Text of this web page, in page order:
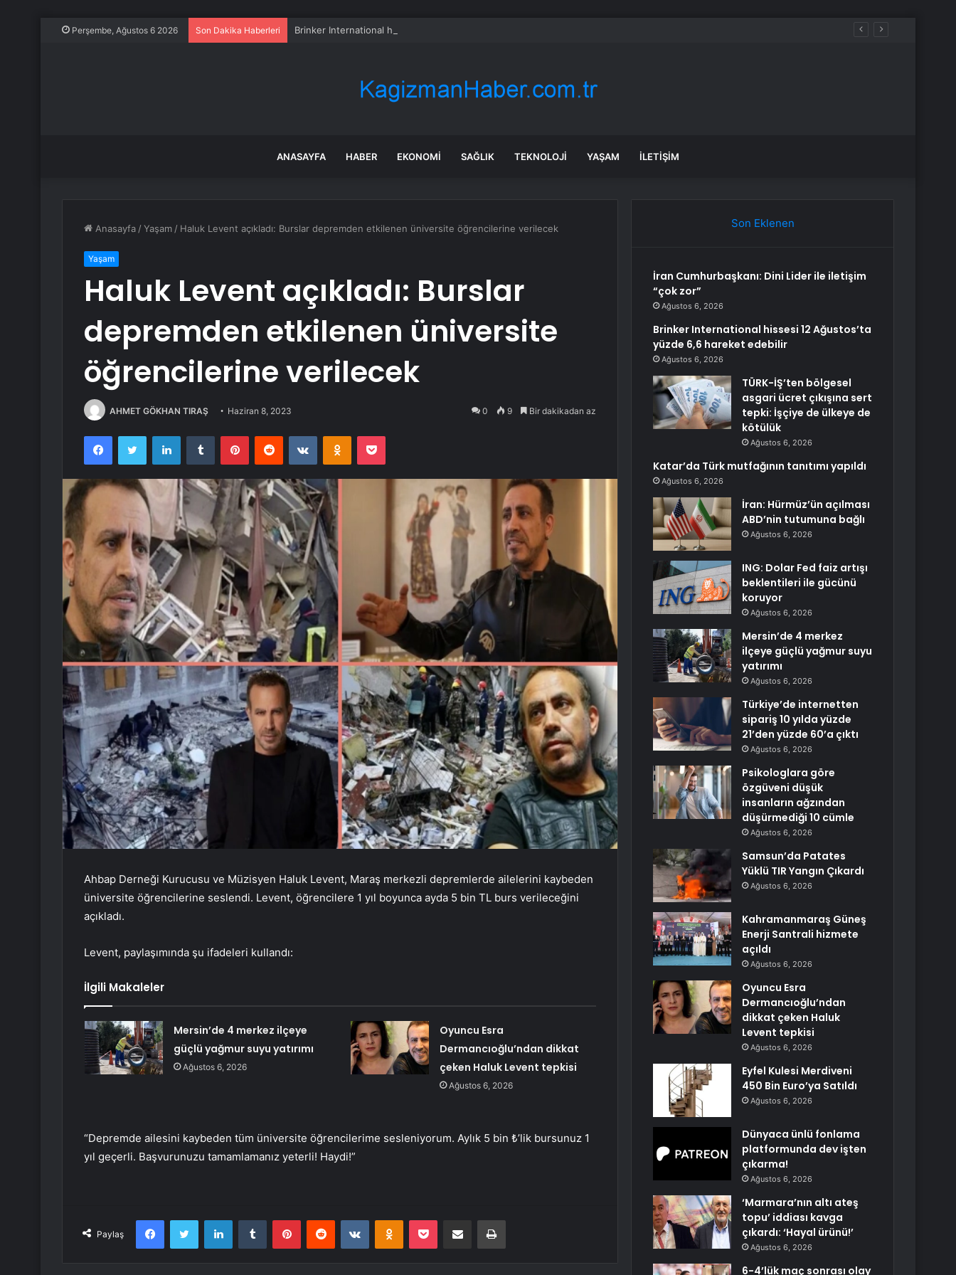
Perşembe, Ağustos 6 2026 Son Dakika Haberleri Brinker International hissesi 12 Ağustos’ta yüzde 6,6 hareket edebilir
ANASAYFA HABER EKONOMI SAĞLIK TEKNOLOJI YAŞAM İLETIŞIM
Anasayfa /Yaşam / Haluk Levent açıkladı: Burslar depremden etkilenen üniversite öğrencilerine verilecek
Yaşam
Haluk Levent açıkladı: Burslar
depremden etkilenen üniversite
öğrencilerine verilecek
AHMET GÖKHAN TIRAŞ Haziran 8, 2023 0 9 Bir dakikadan az
FacebookTwitter LinkedInTumblr PinterestReddit VKontakteOdnoklassniki
Pocket
Ahbap Derneği Kurucusu ve Müzisyen Haluk Levent, Maraş merkezli depremlerde ailelerini kaybeden
üniversite öğrencilerine seslendi. Levent, öğrencilere 1 yıl boyunca ayda 5 bin TL burs verileceğini
açıkladı.
Levent, paylaşımında şu ifadeleri kullandı:
İlgili Makaleler
Mersin’de 4 merkez ilçeye
güçlü yağmur suyu yatırımı
Ağustos 6, 2026
Oyuncu Esra
Dermancıoğlu’ndan dikkat
çeken Haluk Levent tepkisi
Ağustos 6, 2026
“Depremde ailesini kaybeden tüm üniversite öğrencilerime sesleniyorum. Aylık 5 bin ₺’lik bursunuz 1
yıl geçerli. Başvurunuzu tamamlamanız yeterli! Haydi!”
Paylaş
FacebookTwitter LinkedInTumblr PinterestReddit VKontakteOdnoklassniki
Pocket E-Posta ile paylaş Yazdır
Son Eklenen
İran Cumhurbaşkanı: Dini Lider ile iletişim
“çok zor”
Ağustos 6, 2026
Brinker International hissesi 12 Ağustos’ta
yüzde 6,6 hareket edebilir
Ağustos 6, 2026
TÜRK-İŞ’ten bölgesel
asgari ücret çıkışına sert
tepki: İşçiye de ülkeye de
kötülük
Ağustos 6, 2026
Katar’da Türk mutfağının tanıtımı yapıldı
Ağustos 6, 2026
İran: Hürmüz’ün açılması
ABD’nin tutumuna bağlı
Ağustos 6, 2026
ING: Dolar Fed faiz artışı
beklentileri ile gücünü
koruyor
Ağustos 6, 2026
Mersin’de 4 merkez
ilçeye güçlü yağmur suyu
yatırımı
Ağustos 6, 2026
Türkiye’de internetten
sipariş 10 yılda yüzde
21’den yüzde 60’a çıktı
Ağustos 6, 2026
Psikologlara göre
özgüveni düşük
insanların ağzından
düşürmediği 10 cümle
Ağustos 6, 2026
Samsun’da Patates
Yüklü TIR Yangın Çıkardı
Ağustos 6, 2026
Kahramanmaraş Güneş
Enerji Santrali hizmete
açıldı
Ağustos 6, 2026
Oyuncu Esra
Dermancıoğlu’ndan
dikkat çeken Haluk
Levent tepkisi
Ağustos 6, 2026
Eyfel Kulesi Merdiveni
450 Bin Euro’ya Satıldı
Ağustos 6, 2026
Dünyaca ünlü fonlama
platformunda dev işten
çıkarma!
Ağustos 6, 2026
‘Marmara’nın altı ateş
topu’ iddiası kavga
çıkardı: ‘Hayal ürünü!’
Ağustos 6, 2026
6-4’lük maç sonrası olay